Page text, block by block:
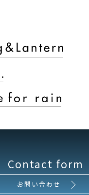
Contact form
お問い合わせ